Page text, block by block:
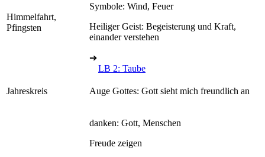
Himmelfahrt,
Pfingsten
Symbole: Wind, Feuer
Heiliger Geist: Begeisterung und Kraft,
einander verstehen
➔
LB 2: Taube
Jahreskreis Auge Gottes: Gott sieht mich freundlich an
danken: Gott, Menschen
Freude zeigen